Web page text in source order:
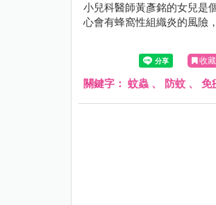
小兒科醫師黃彥銘的女兒是
心會有蜂窩性組織炎的風險
收藏
關鍵字： 蚊蟲 、 防蚊 、 免